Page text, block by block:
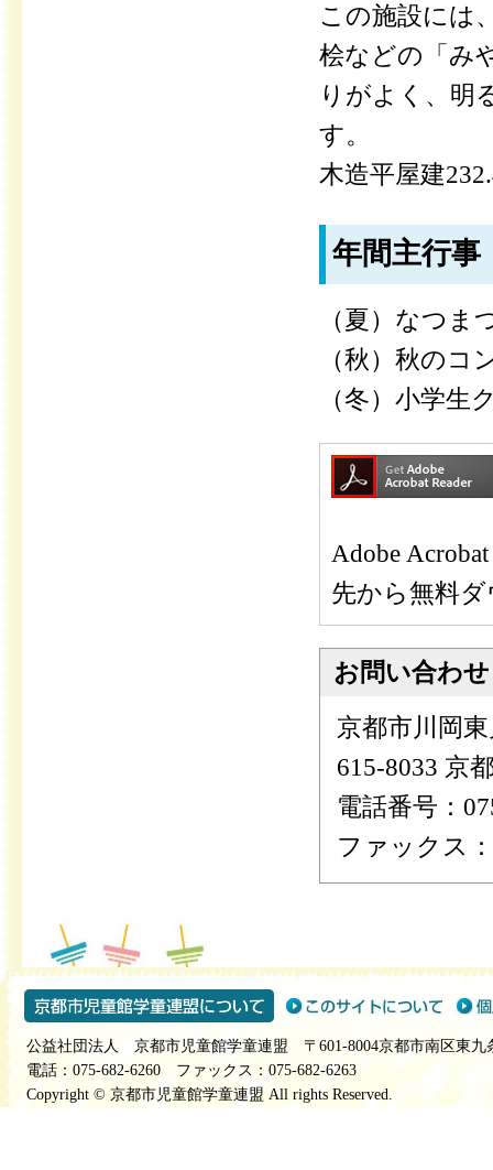
この施設には
桧などの「み
りがよく、明
す。
木造平屋建
年間主行事
（夏）なつま
（秋）秋のコ
（冬）小学生
Adobe
先から無料
お問い合わせ
京都市川岡
615-8033 京
電話番号：
ファックス
公益社団法人 京都市児童館学童連盟 〒601-8004京都市南区東九
電話：075-682-6260 ファックス：075-682-6263
Copyright © 京都市児童館学童連盟 All rights Reserved.